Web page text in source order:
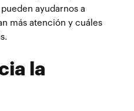
ayudarnos a
más atención y cuáles
la